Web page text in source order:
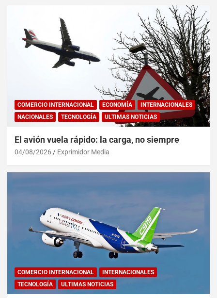
COMERCIO INTERNACIONAL ECONOMÍA
INTERNACIONALES
NACIONALES
TECNOLOGÍA ULTIMAS NOTICIAS
El avión vuela rápido: la carga, no siempre
04/08/2026 Exprimidor Media
COMERCIO INTERNACIONAL
INTERNACIONALES
TECNOLOGÍA
ULTIMAS NOTICIAS